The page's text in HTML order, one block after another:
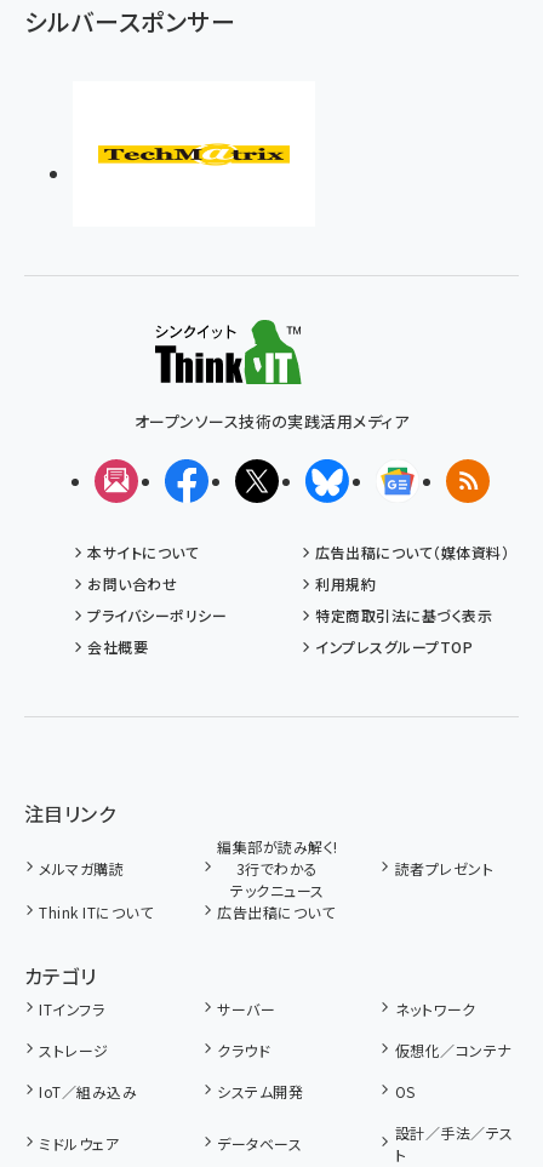
シルバースポンサー
オープンソース技術の実践活用メディア
メルマガFacebookX(エックス)BlueskyGoogleニュ
RSS
本サイトについて
広告出稿について（媒体資料）
お問い合わせ
利用規約
プライバシーポリシー
特定商取引法に基づく表示
会社概要
インプレスグループTOP
注目リンク
メルマガ購読
編集部が読み解く!
3行でわかる
テックニュース
読者プレゼント
Think ITについて 広告出稿について
カテゴリ
ITインフラ サーバー
ネットワーク
ストレージ
クラウド
仮想化／コンテナ
IoT／組み込み
システム開発 OS
ミドルウェア データベース
設計／手法／テス
ト